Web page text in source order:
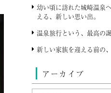
幼い頃に訪れた城崎温泉
える、新しい思い出。
温泉旅行という、最高の
新しい家族を迎える前の
アーカイブ